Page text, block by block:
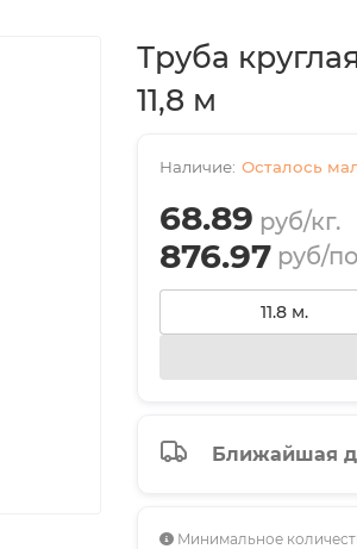
Труба
11,8 м
Осталось
68.89 руб/кг.
876.97 руб/
Ближайшая
Минимальное